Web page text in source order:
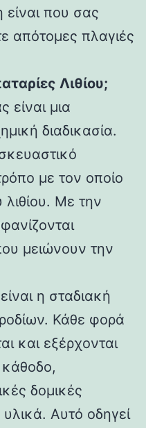
που σας
απότομες πλαγιές
Λιθίου;
είναι μια
διαδικασία.
με τον οποίο
λιθίου. Με την
μειώνουν την
η σταδιακή
Κάθε φορά
και εξέρχονται
δομικές
Αυτό οδηγεί